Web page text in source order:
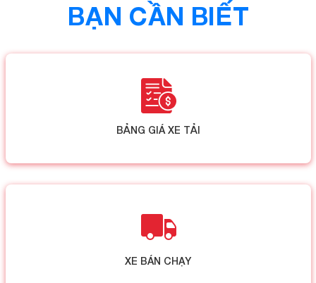
BẠN CẦN BIẾT
BẢNG GIÁ XE TẢI
XE BÁN CHẠY